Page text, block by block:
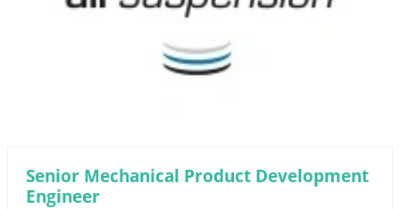
Senior Mechanical Product Development
Engineer